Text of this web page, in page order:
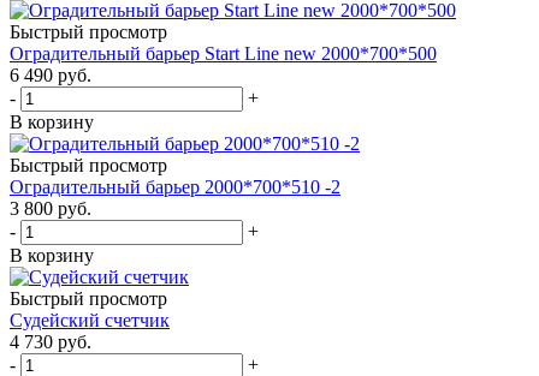
Быстрый просмотр
Оградительный барьер Start Line new 2000*700*500
6 490 руб.
-
+
В корзину
Быстрый просмотр
Оградительный барьер 2000*700*510 -2
3 800 руб.
-
+
В корзину
Быстрый просмотр
Судейский счетчик
4 730 руб.
-
+